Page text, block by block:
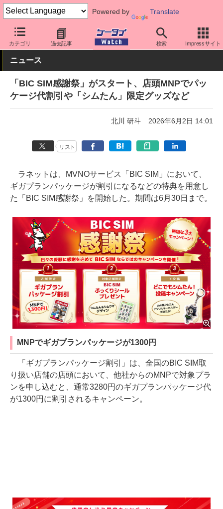
Powered by Translate
カテゴリ 過去記事 検索 Impressサイト
ケータイ Watch 格安スマホ/格安SIM 格安SIM/MVNO BIC SIM
ニュース
「BIC SIM感謝祭」がスタート、店頭MNPでパッ
ケージ代割引や「シムたん」限定グッズなど
北川 研斗 2026年6月2日 14:01
リスト
ラネットは、MVNOサービス「BIC SIM」において、
ギガプランパッケージが割引になるなどの特典を用意し
た「BIC SIM感謝祭」を開始した。期間は6月30日まで。
MNPでギガプランパッケージが1300円
「ギガプランパッケージ割引」は、全国のBIC SIM取
り扱い店舗の店頭において、他社からのMNPで対象プラ
ンを申し込むと、通常3280円のギガプランパッケージ代
が1300円に割引されるキャンペーン。